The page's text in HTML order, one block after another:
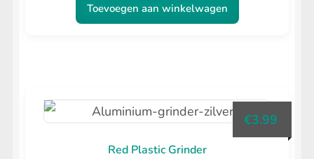
Toevoegen aan winkelwagen
Red Plastic Grinder
€3.99